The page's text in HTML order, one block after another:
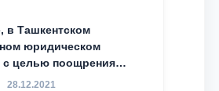
в Ташкентском
юридическом
с целью поощрения
и
28.12.2021